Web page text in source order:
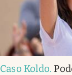
Caso Koldo.